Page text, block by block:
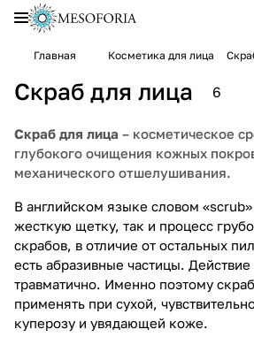
Главная Косметика для лица
Скраб для лица 6
Скраб для лица – косметическое
глубокого очищения кожных
механического отшелушивания.
В английском языке словом
жесткую щетку, так и процесс
скрабов, в отличие от остальных
есть абразивные частицы. Действие
травматично. Именно поэтому
применять при сухой,
куперозу и увядающей коже.